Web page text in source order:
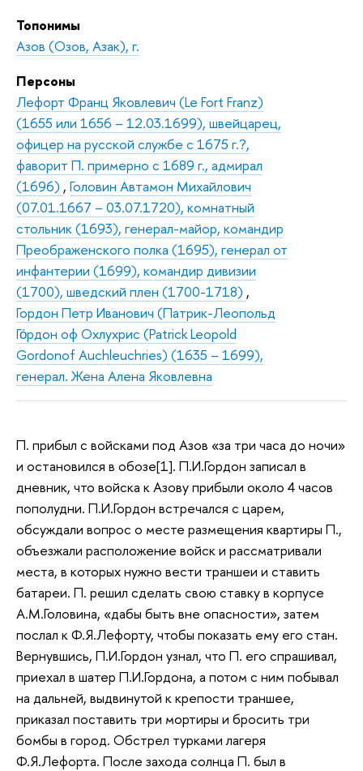
Топонимы
Азов (Озов, Азак), г.
Персоны
Лефорт Франц Яковлевич (Le Fort Franz)
(1655 или 1656 – 12.03.1699), швейцарец,
офицер на русской службе с 1675 г.?,
фаворит П. примерно с 1689 г., адмирал
(1696) , Головин Автамон Михайлович
(07.01.1667 – 03.07.1720), комнатный
стольник (1693), генерал-майор, командир
Преображенского полка (1695), генерал от
инфантерии (1699), командир дивизии
(1700), шведский плен (1700-1718) ,
Гордон Петр Иванович (Патрик-Леопольд
Го́рдон оф Охлухрис (Patrick Leopold
Gordonof Auchleuchries) (1635 – 1699),
генерал. Жена Алена Яковлевна
П. прибыл с войсками под Азов «за три часа до ночи»
и остановился в обозе[1]. П.И.Гордон записал в
дневник, что войска к Азову прибыли около 4 часов
пополудни. П.И.Гордон встречался с царем,
обсуждали вопрос о месте размещения квартиры П.,
объезжали расположение войск и рассматривали
места, в которых нужно вести траншеи и ставить
батареи. П. решил сделать свою ставку в корпусе
А.М.Головина, «дабы быть вне опасности», затем
послал к Ф.Я.Лефорту, чтобы показать ему его стан.
Вернувшись, П.И.Гордон узнал, что П. его спрашивал,
приехал в шатер П.И.Гордона, а потом с ним побывал
на дальней, выдвинутой к крепости траншее,
приказал поставить три мортиры и бросить три
бомбы в город. Обстрел турками лагеря
Ф.Я.Лефорта. После захода солнца П. был в